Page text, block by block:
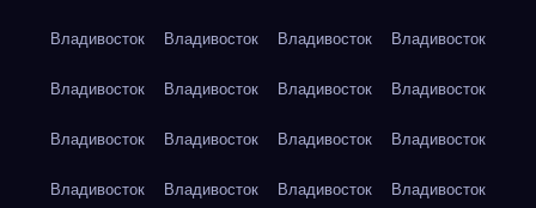
Владивосток Владивосток Владивосток Владивосток
Владивосток Владивосток Владивосток Владивосток
Владивосток Владивосток Владивосток Владивосток
Владивосток Владивосток Владивосток Владивосток